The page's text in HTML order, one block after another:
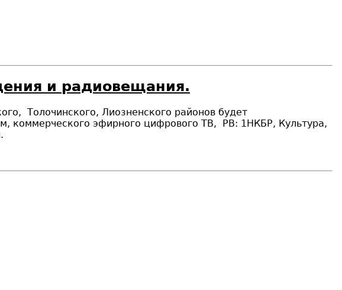
и радиовещания.
Толочинского, Лиозненского районов будет
коммерческого эфирного цифрового ТВ, РВ: 1НКБР, Культура,